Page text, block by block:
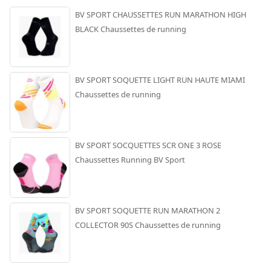
BV SPORT CHAUSSETTES RUN MARATHON HIGH
BLACK Chaussettes de running
BV SPORT SOQUETTE LIGHT RUN HAUTE MIAMI
Chaussettes de running
BV SPORT SOCQUETTES SCR ONE 3 ROSE
Chaussettes Running BV Sport
BV SPORT SOQUETTE RUN MARATHON 2
COLLECTOR 90S Chaussettes de running